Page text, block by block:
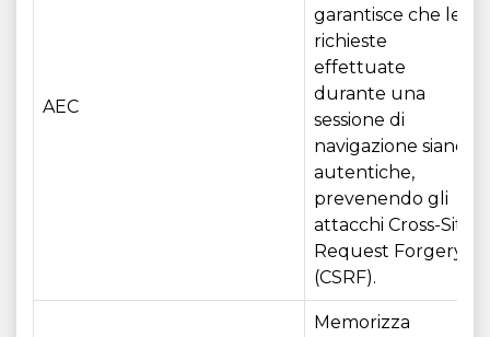
AEC
garantisce che le
richieste
effettuate
durante una
sessione di
navigazione siano
autentiche,
prevenendo gli
attacchi Cross-Site
Request Forgery
(CSRF).
Memorizza